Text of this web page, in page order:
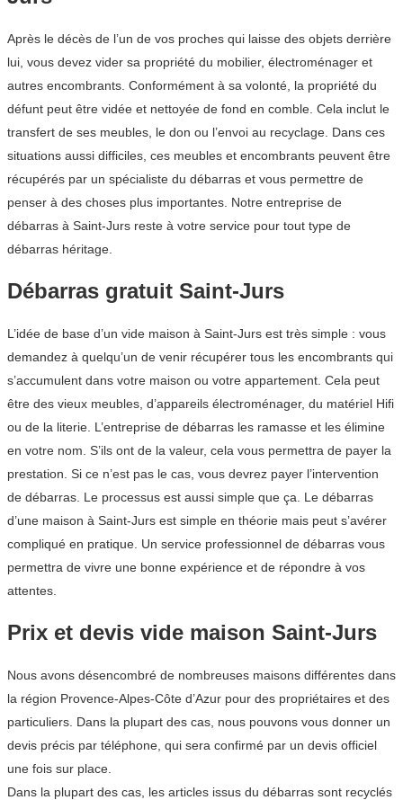
Après le décès de l’un de vos proches qui laisse des objets derrière
lui, vous devez vider sa propriété du mobilier, électroménager et
autres encombrants. Conformément à sa volonté, la propriété du
défunt peut être vidée et nettoyée de fond en comble. Cela inclut le
transfert de ses meubles, le don ou l’envoi au recyclage. Dans ces
situations aussi difficiles, ces meubles et encombrants peuvent être
récupérés par un spécialiste du débarras et vous permettre de
penser à des choses plus importantes. Notre entreprise de
débarras à Saint-Jurs reste à votre service pour tout type de
débarras héritage.
Débarras gratuit Saint-Jurs
L’idée de base d’un vide maison à Saint-Jurs est très simple : vous
demandez à quelqu’un de venir récupérer tous les encombrants qui
s’accumulent dans votre maison ou votre appartement. Cela peut
être des vieux meubles, d’appareils électroménager, du matériel Hifi
ou de la literie. L’entreprise de débarras les ramasse et les élimine
en votre nom. S’ils ont de la valeur, cela vous permettra de payer la
prestation. Si ce n’est pas le cas, vous devrez payer l’intervention
de débarras. Le processus est aussi simple que ça. Le débarras
d’une maison à Saint-Jurs est simple en théorie mais peut s’avérer
compliqué en pratique. Un service professionnel de débarras vous
permettra de vivre une bonne expérience et de répondre à vos
attentes.
Prix et devis vide maison Saint-Jurs
Nous avons désencombré de nombreuses maisons différentes dans
la région Provence-Alpes-Côte d’Azur pour des propriétaires et des
particuliers. Dans la plupart des cas, nous pouvons vous donner un
devis précis par téléphone, qui sera confirmé par un devis officiel
une fois sur place.
Dans la plupart des cas, les articles issus du débarras sont recyclés